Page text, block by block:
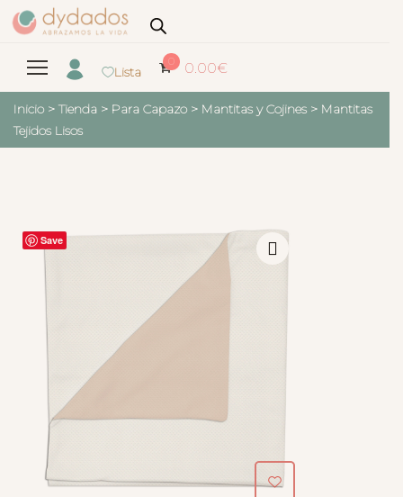
Lista
0 0.00€
Inicio > Tienda > Para Capazo > Mantitas y Cojines > Mantitas
Tejidos Lisos
Save